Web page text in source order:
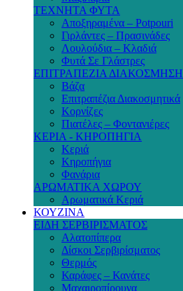
ΤΕΧΝΗΤΑ ΦΥΤΑ
Αποξηραμένα – Potpouri
Γιρλάντες – Πρασινάδες
Λουλούδια – Κλαδιά
Φυτά Σε Γλάστρες
ΕΠΙΤΡΑΠΕΖΙΑ ΔΙΑΚΟΣΜΗΣΗ
Βάζα
Επιτραπέζια Διακοσμητικά
Κορνίζες
Πιατέλες – Φοντανιέρες
ΚΕΡΙΑ - ΚΗΡΟΠΗΓΙΑ
Κεριά
Κηροπήγια
Φανάρια
ΑΡΩΜΑΤΙΚΑ ΧΩΡΟΥ
Αρωματικά Κεριά
ΚΟΥΖΙΝΑ
ΕΙΔΗ ΣΕΡΒΙΡΙΣΜΑΤΟΣ
Αλατοπίπερα
Δίσκοι Σερβιρίσματος
Θερμός
Καράφες – Κανάτες
Μαχαιροπίρουνα